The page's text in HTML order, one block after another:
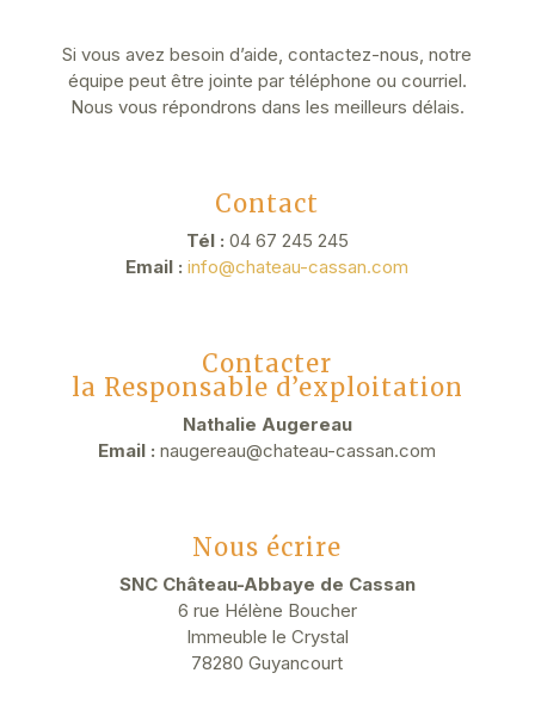
Si vous avez besoin d’aide, contactez-nous, notre
équipe peut être jointe par téléphone ou courriel.
Nous vous répondrons dans les meilleurs délais.
Contact
Tél : 04 67 245 245
Email : info@chateau-cassan.com
Contacter
la Responsable d’exploitation
Nathalie Augereau
Email : naugereau@chateau-cassan.com
Nous écrire
SNC Château-Abbaye de Cassan
6 rue Hélène Boucher
Immeuble le Crystal
78280 Guyancourt